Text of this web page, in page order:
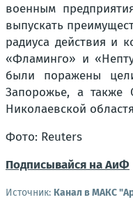
военным
выпускать
радиуса действия и
«Фламинго» и
были поражены
Запорожье, а также
Николаевской
Фото: Reuters
Подписывайся на АиФ
Источник: Канал в МАКС